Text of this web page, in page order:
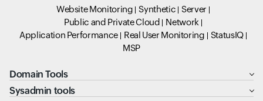
Website Monitoring Synthetic
Server
Public and Private Cloud
Network
Application Performance
Real User Monitoring
StatusIQ
MSP
Domain Tools
Sysadmin tools